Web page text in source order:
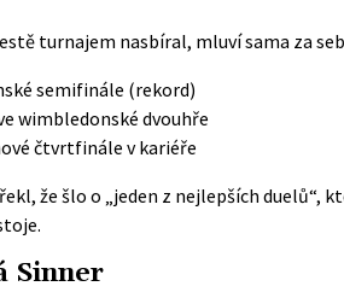
turnajem nasbíral, mluví sama za
semifinále (rekord)
wimbledonské dvouhře
čtvrtfinále v kariéře
že šlo o „jeden z nejlepších duelů“,
Sinner